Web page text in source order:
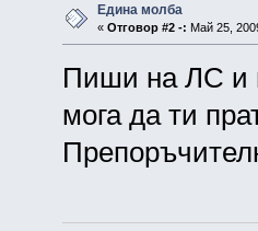
Едина молба
« Отговор #2 -: Май 25,
Пиши на ЛС и
мога да ти